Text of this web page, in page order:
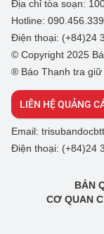
Địa chỉ tòa soạn:
Hotline:
Điện thoại: (+84)24
© Copyright 2025
® Báo Thanh tra
LIÊN HỆ QUẢNG
Email:
Điện thoại: (+84)24
BẢN
CƠ QUAN